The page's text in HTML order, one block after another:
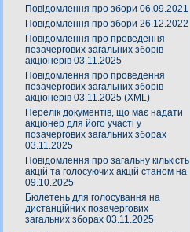
Повідомлення про збори 06.09.2021
Повідомлення про збори 26.12.2022
Повідомлення про проведення
позачергових загальних зборів
акціонерів 03.11.2025
Повідомлення про проведення
позачергових загальних зборів
акціонерів 03.11.2025 (XML)
Перелік документів, що має надати
акціонер для його участі у
позачергових загальних зборах
03.11.2025
Повідомлення про загальну кількість
акцій та голосуючих акцій станом на
09.10.2025
Бюлетень для голосування на
дистанційних позачергових
загальних зборах 03.11.2025